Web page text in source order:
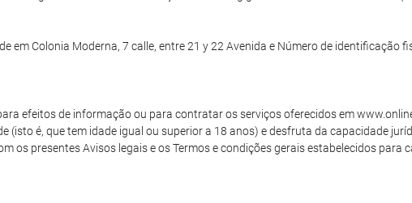
em Colonia Moderna, 7 calle, entre 21 y 22 Avenida e Número de identificação
efeitos de informação ou para contratar os serviços oferecidos em
(isto é, que tem idade igual ou superior a 18 anos) e desfruta da capacidade
os presentes Avisos legais e os Termos e condições gerais estabelecidos para